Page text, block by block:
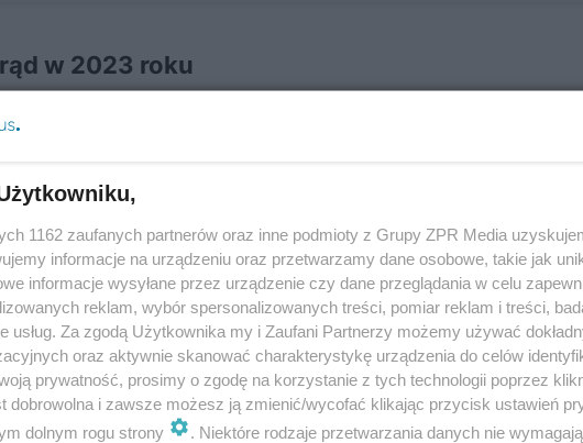
w 2023 roku
będący odbiorcami uprawnionymi
jednak złożyć oświadczenie do swojego dostawcy prądu.
1162 zaufanych partnerów oraz inne podmioty z Grupy ZPR Media
informacje na urządzeniu oraz przetwarzamy dane osobowe, takie jak
informacje wysyłane przez urządzenie czy dane przeglądania w celu
reklam, wybór spersonalizowanych treści, pomiar reklam i treści,
usług. Za zgodą Użytkownika my i Zaufani Partnerzy możemy używać
oraz aktywnie skanować charakterystykę urządzenia do celów
prywatność, prosimy o zgodę na korzystanie z tych technologii poprzez
dobrowolna i zawsze możesz ją zmienić/wycofać klikając przycisk ustawień
dolnym rogu strony
. Niektóre rodzaje przetwarzania danych nie